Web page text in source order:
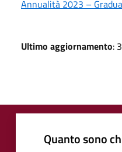
Annualità 2023 –
Ultimo aggiornamento:
Quanto sono